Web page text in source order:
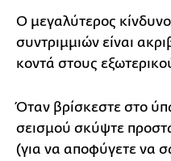
Ο μεγαλύτερος
συντριμμιών είναι
κοντά στους
Όταν βρίσκεστε στο
σεισμού σκύψτε
(για να αποφύγετε να